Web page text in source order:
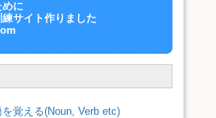
めに
サイト作りました
覚える(Noun, Verb etc)